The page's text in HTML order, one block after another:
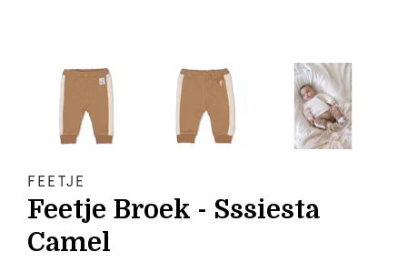
FEETJE
Feetje Broek - Sssiesta
Camel